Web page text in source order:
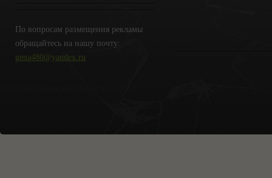
По вопросам размещения рекламы
обращайтесь на нашу почту:
gena480@yandex.ru